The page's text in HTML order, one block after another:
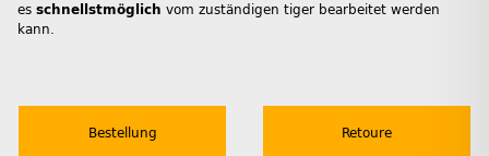
es schnellstmöglich vom zuständigen tiger bearbeitet werden
kann.
Bestellung Retoure